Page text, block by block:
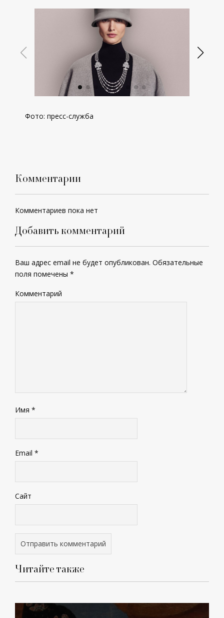
Фото: пресс-служба
Комментарии
Комментариев пока нет
Добавить комментарий
Ваш адрес email не будет опубликован. Обязательные
поля помечены *
Комментарий
Имя *
Email *
Сайт
Читайте также